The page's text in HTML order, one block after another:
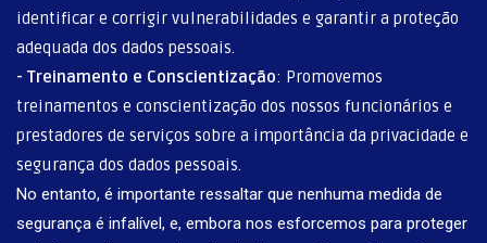
identificar e corrigir vulnerabilidades e garantir a proteção
adequada dos dados pessoais.
- Treinamento e Conscientização: Promovemos
treinamentos e conscientização dos nossos funcionários e
prestadores de serviços sobre a importância da privacidade e
segurança dos dados pessoais.
No entanto, é importante ressaltar que nenhuma medida de
segurança é infalível, e, embora nos esforcemos para proteger